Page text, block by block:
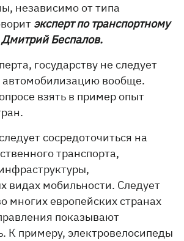
независимо от типа
эксперт по транспортному
Беспалов.
государству не следует
автомобилизацию вообще.
взять в пример опыт
сосредоточиться на
транспорта,
видах мобильности. Следует
многих европейских странах
показывают
К примеру, электровелосипеды